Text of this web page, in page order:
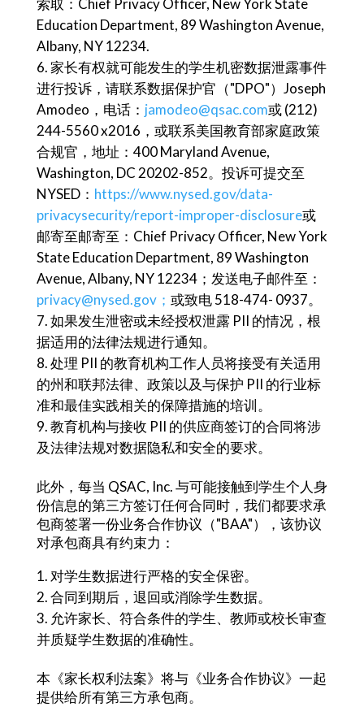
索取：Chief Privacy Officer, New York State
Education Department, 89 Washington Avenue,
Albany, NY 12234.
家长有权就可能发生的学生机密数据泄露事件
进行投诉，请联系数据保护官（"DPO"）Joseph
Amodeo，电话： jamodeo@qsac.com或 (212)
244-5560 x2016，或联系美国教育部家庭政策
合规官，地址：400 Maryland Avenue,
Washington, DC 20202-852。投诉可提交至
NYSED： https://www.nysed.gov/data-
privacysecurity/report-improper-disclosure或
邮寄至邮寄至：Chief Privacy Officer, New York
State Education Department, 89 Washington
Avenue, Albany, NY 12234；发送电子邮件至：
privacy@nysed.gov； 或致电 518-474- 0937。
如果发生泄密或未经授权泄露 PII 的情况，根
据适用的法律法规进行通知。
处理 PII 的教育机构工作人员将接受有关适用
的州和联邦法律、政策以及与保护 PII 的行业标
准和最佳实践相关的保障措施的培训。
教育机构与接收 PII 的供应商签订的合同将涉
及法律法规对数据隐私和安全的要求。
此外，每当 QSAC, Inc. 与可能接触到学生个人身
份信息的第三方签订任何合同时，我们都要求承
包商签署一份业务合作协议（"BAA"），该协议
对承包商具有约束力：
对学生数据进行严格的安全保密。
合同到期后，退回或消除学生数据。
允许家长、符合条件的学生、教师或校长审查
并质疑学生数据的准确性。
本《家长权利法案》将与《业务合作协议》一起
提供给所有第三方承包商。